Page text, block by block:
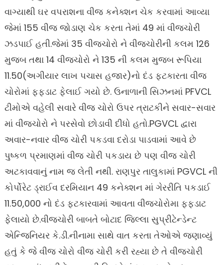
વાગ્યાથી ઘર વપરાશના વીજ કનેક્શન ચેક કરવામાં આવ્યા
જેમાં 155 વીજ જોડાણ ચેક કરતા તેમાં 49 માં વીજચોરી
ઝડપાઈ હતી.જેમાં 35 વીજચોરો ને વીજચોરીની કલમ 126
મુજબ તથા 14 વીજચોરો ને 135 ની કલમ મુજબ રૂપિયા
11.50(અગીયાર લાખ પચાસ હજાર)નો દંડ ફટકારતા વીજ
ચોરોમાં ફફડાટ ફેલાઈ ગયો છે. ઉનાળાની સિઝનમાં PFVCL
ટીમોએ વહેલી સવારે વીજ ચોરો ઉપર ત્રાટકીને સવાર-સવાર
માં વીજચોરો ને પરસેવો છોડાવી દીધો હતો.PGVCL દ્વારા
અવાર-નવાર વીજ ચોરી પકડવા દરોડા પાડવામાં આવે છે
પુષ્કળ પ્રમાણમાં વીજ ચોરી પકડાય છે પણ વીજ ચોરી
અટકાવવાનું નામ જ લેતી નથી. રાણપુર તાલુકામાં PGVCL ની
કોર્પોરેટ ડ્રાઈવ દરમિયાન 49 કનેક્શન માં ગેરરીતિ પકડાઈ
11.50,000 નો દંડ ફટકારવામાં આવતા વીજચોરોમા ફફડાટ
ફેલાયો છે.વીજચોરી બાબતે બોટાદ જિલ્લા સુપ્રીટેન્ડેન્ટ
એન્જિનિયર કે.ડી.નીનામા સાથે વાત કરતા તેઓએ જણાવ્યું
હતું કે જે વીજ ચોરો વીજ ચોરી કરી રહ્યા છે તે વીજચોરી